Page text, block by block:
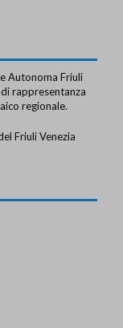
Autonoma Friuli
rappresentanza
regionale.
Friuli Venezia